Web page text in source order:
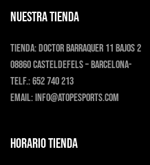
NUESTRA TIENDA
Tienda:Doctor Barraquer 11 bajos 2
08860 Casteldefels – Barcelona-
Telf.:652 740 213
Email:info@atopesports.com
HORARIO TIENDA